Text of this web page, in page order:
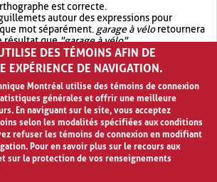
est correcte.
autour des expressions pour
mot séparément. garage à véloretournera
résultat que"garage à vélo".
votre recherche avec OR.garage OR vélo
plus de résultat quegarage à vélo
DES TÉMOINS AFIN DE
EXPÉRIENCE DE NAVIGATION.
Montréal utilise des témoins de connexion
générales et offrir une meilleure
En naviguant sur le site, vous acceptez
selon les modalités spécifiées aux conditions
refuser les témoins de connexion en modifiant
Pour en savoir plus sur le recours aux
sur la protection de vos renseignements